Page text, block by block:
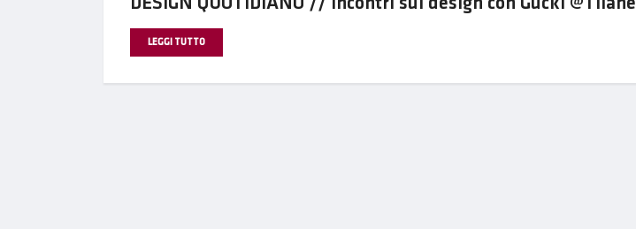
LEGGI TUTTO